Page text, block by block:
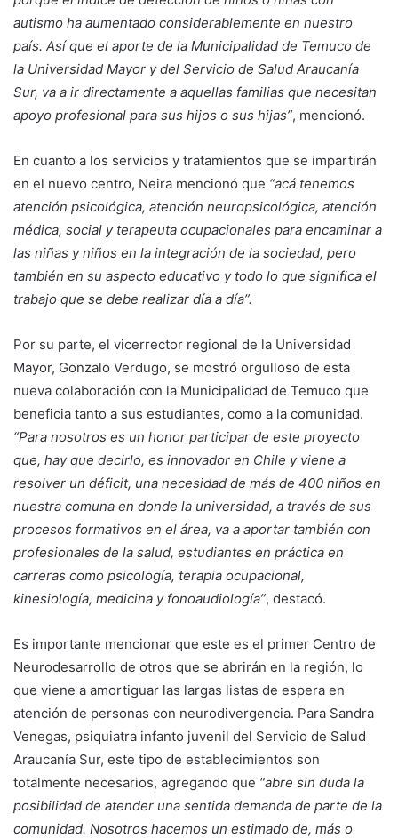
autismo ha aumentado considerablemente en nuestro
país. Así que el aporte de la Municipalidad de Temuco de
la Universidad Mayor y del Servicio de Salud Araucanía
Sur, va a ir directamente a aquellas familias que necesitan
apoyo profesional para sus hijos o sus hijas”, mencionó.
En cuanto a los servicios y tratamientos que se impartirán
en el nuevo centro, Neira mencionó que “acá tenemos
atención psicológica, atención neuropsicológica, atención
médica, social y terapeuta ocupacionales para encaminar a
las niñas y niños en la integración de la sociedad, pero
también en su aspecto educativo y todo lo que significa el
trabajo que se debe realizar día a día”.
Por su parte, el vicerrector regional de la Universidad
Mayor, Gonzalo Verdugo, se mostró orgulloso de esta
nueva colaboración con la Municipalidad de Temuco que
beneficia tanto a sus estudiantes, como a la comunidad.
“Para nosotros es un honor participar de este proyecto
que, hay que decirlo, es innovador en Chile y viene a
resolver un déficit, una necesidad de más de 400 niños en
nuestra comuna en donde la universidad, a través de sus
procesos formativos en el área, va a aportar también con
profesionales de la salud, estudiantes en práctica en
carreras como psicología, terapia ocupacional,
kinesiología, medicina y fonoaudiología”, destacó.
Es importante mencionar que este es el primer Centro de
Neurodesarrollo de otros que se abrirán en la región, lo
que viene a amortiguar las largas listas de espera en
atención de personas con neurodivergencia. Para Sandra
Venegas, psiquiatra infanto juvenil del Servicio de Salud
Araucanía Sur, este tipo de establecimientos son
totalmente necesarios, agregando que “abre sin duda la
posibilidad de atender una sentida demanda de parte de la
comunidad. Nosotros hacemos un estimado de, más o